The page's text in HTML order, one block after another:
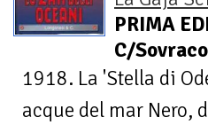
PRIMA
C/
1918. La 'Stella di
acque del mar Nero,